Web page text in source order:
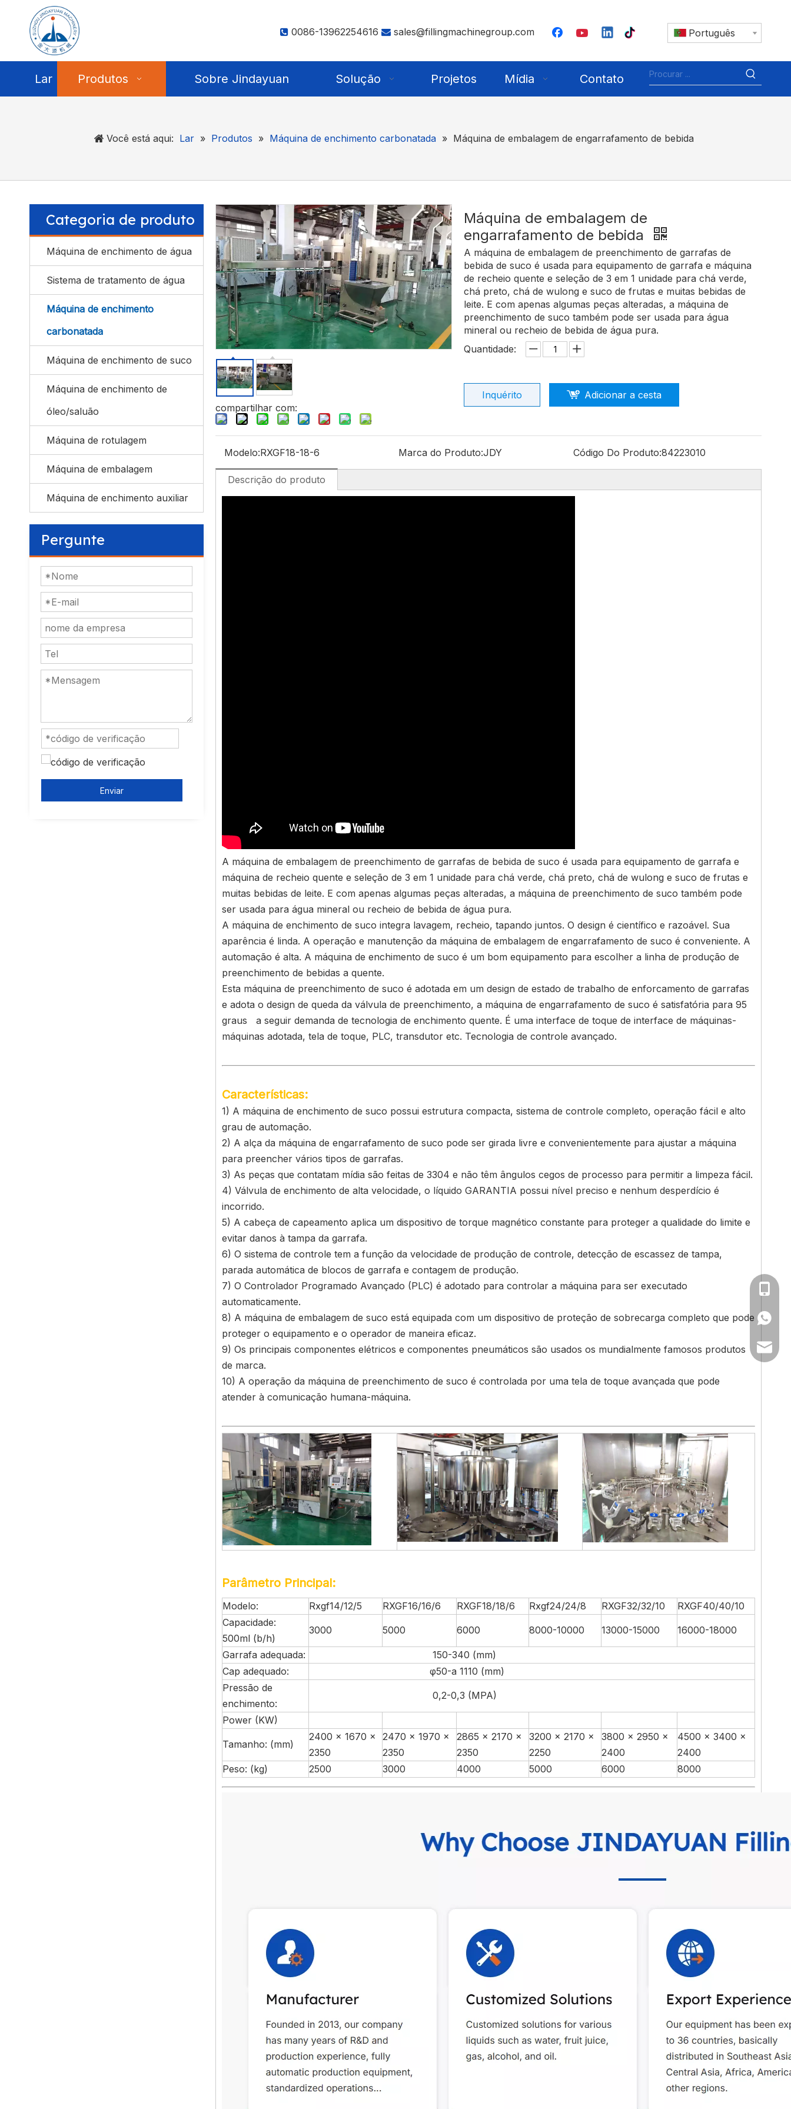
0086-13962254616  sales@fillingmachinegroup.com Português
Lar Produtos Sobre Jindayuan Solução Projetos Mídia Contato
Você está aqui: Lar » Produtos » Máquina de enchimento carbonatada » Máquina de embalagem de engarrafamento de bebida
Categoria de produto
Máquina de enchimento de água
Sistema de tratamento de água
Máquina de enchimento
carbonatada
Máquina de enchimento de suco
Máquina de enchimento de
óleo/saluão
Máquina de rotulagem
Máquina de embalagem
Máquina de enchimento auxiliar
Pergunte
Enviar
compartilhar com:
Máquina de embalagem de
engarrafamento de bebida
A máquina de embalagem de preenchimento de garrafas de
bebida de suco é usada para equipamento de garrafa e máquina
de recheio quente e seleção de 3 em 1 unidade para chá verde,
chá preto, chá de wulong e suco de frutas e muitas bebidas de
leite. E com apenas algumas peças alteradas, a máquina de
preenchimento de suco também pode ser usada para água
mineral ou recheio de bebida de água pura.
Quantidade:
Inquérito Adicionar a cesta
Modelo:RXGF18-18-6 Marca do Produto:JDY Código Do Produto:84223010
Descrição do produto
A máquina de embalagem de preenchimento de garrafas de bebida de suco é usada para equipamento de garrafa e
máquina de recheio quente e seleção de 3 em 1 unidade para chá verde, chá preto, chá de wulong e suco de frutas e
muitas bebidas de leite. E com apenas algumas peças alteradas, a máquina de preenchimento de suco também pode
ser usada para água mineral ou recheio de bebida de água pura.
A máquina de enchimento de suco integra lavagem, recheio, tapando juntos. O design é científico e razoável. Sua
aparência é linda. A operação e manutenção da máquina de embalagem de engarrafamento de suco é conveniente. A
automação é alta. A máquina de enchimento de suco é um bom equipamento para escolher a linha de produção de
preenchimento de bebidas a quente.
Esta máquina de preenchimento de suco é adotada em um design de estado de trabalho de enforcamento de garrafas
e adota o design de queda da válvula de preenchimento, a máquina de engarrafamento de suco é satisfatória para 95
graus a seguir demanda de tecnologia de enchimento quente. É uma interface de toque de interface de máquinas-
máquinas adotada, tela de toque, PLC, transdutor etc. Tecnologia de controle avançado.
Características:
1) A máquina de enchimento de suco possui estrutura compacta, sistema de controle completo, operação fácil e alto
grau de automação.
2) A alça da máquina de engarrafamento de suco pode ser girada livre e convenientemente para ajustar a máquina
para preencher vários tipos de garrafas.
3) As peças que contatam mídia são feitas de 3304 e não têm ângulos cegos de processo para permitir a limpeza fácil.
4) Válvula de enchimento de alta velocidade, o líquido GARANTIA possui nível preciso e nenhum desperdício é
incorrido.
5) A cabeça de capeamento aplica um dispositivo de torque magnético constante para proteger a qualidade do limite e
evitar danos à tampa da garrafa.
6) O sistema de controle tem a função da velocidade de produção de controle, detecção de escassez de tampa,
parada automática de blocos de garrafa e contagem de produção.
7) O Controlador Programado Avançado (PLC) é adotado para controlar a máquina para ser executado
automaticamente.
8) A máquina de embalagem de suco está equipada com um dispositivo de proteção de sobrecarga completo que pode
proteger o equipamento e o operador de maneira eficaz.
9) Os principais componentes elétricos e componentes pneumáticos são usados ​​os mundialmente famosos produtos
de marca.
10) A operação da máquina de preenchimento de suco é controlada por uma tela de toque avançada que pode
atender à comunicação humana-máquina.
Parâmetro Principal:
Modelo: Rxgf14/12/5 RXGF16/16/6 RXGF18/18/6 Rxgf24/24/8 RXGF32/32/10
RXGF40/40/10
Capacidade:
500ml (b/h)
3000 5000 6000 8000-10000 13000-15000 16000-18000
Garrafa adequada:
150-340 (mm)
Cap adequado:
φ50-a 1110 (mm)
Pressão de
enchimento:
0,2-0,3 (MPA)
Power (KW)
Tamanho: (mm)
2400 × 1670 ×
2350
2470 × 1970 ×
2350
2865 × 2170 ×
2350
3200 × 2170 ×
2250
3800 × 2950 ×
2400
4500 × 3400 ×
2400
Peso: (kg)
2500 3000 4000 5000 6000 8000
0086-
+86